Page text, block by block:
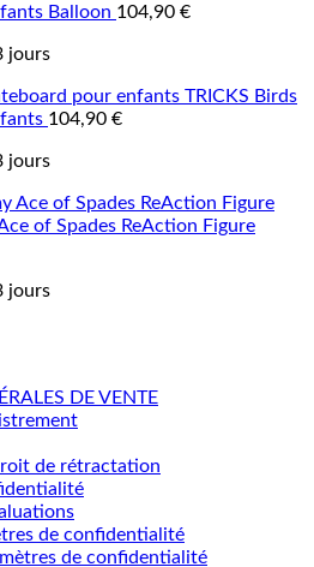
Balloon 104,90 €
jours
TRICKS Birds
104,90 €
jours
of Spades ReAction Figure
jours
DE VENTE
de rétractation
de confidentialité
de confidentialité